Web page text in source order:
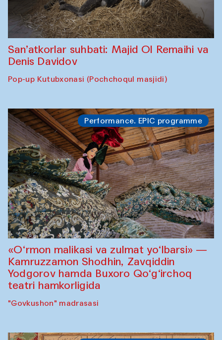
San’atkorlar suhbati: Majid Ol Remaihi va
Denis Davidov
Pop-up Kutubxonasi (Pochchoqul masjidi)
Performance. EPIC programme
«O‘rmon malikasi va zulmat yo‘lbarsi» —
Kamruzzamon Shodhin, Zavqiddin
Yodgorov hamda Buxoro Qo‘g‘irchoq
teatri hamkorligida
"Govkushon" madrasasi